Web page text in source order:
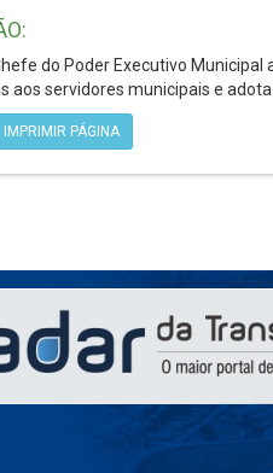
do Poder Executivo
aos servidores municipais e
IMPRIMIR PÁGINA